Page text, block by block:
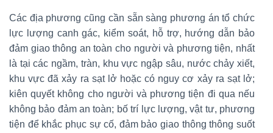
Các địa phương cũng cần sẵn sàng phương án tổ chức
lực lượng canh gác, kiểm soát, hỗ trợ, hướng dẫn bảo
đảm giao thông an toàn cho người và phương tiện, nhất
là tại các ngầm, tràn, khu vực ngập sâu, nước chảy xiết,
khu vực đã xảy ra sạt lở hoặc có nguy cơ xảy ra sạt lở;
kiên quyết không cho người và phương tiện đi qua nếu
không bảo đảm an toàn; bố trí lực lượng, vật tư, phương
tiện để khắc phục sự cố, đảm bảo giao thông thông suốt